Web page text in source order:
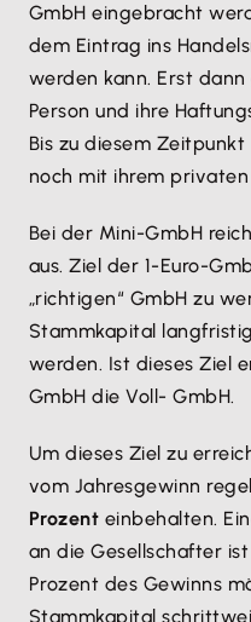
GmbH eingebracht
dem Eintrag ins
werden kann. Erst
Person und ihre
Bis zu diesem
noch mit ihrem
Bei der Mini-GmbH
aus. Ziel der 1-Euro-
„richtigen“ GmbH zu
Stammkapital
werden. Ist dieses Ziel
GmbH die Voll- GmbH.
Um dieses Ziel zu
vom Jahresgewinn
Prozent einbehalten.
an die Gesellschafter
Prozent des Gewinns
Stammkapital